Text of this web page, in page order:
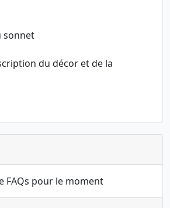
sonnet
du décor et de la
FAQs pour le moment